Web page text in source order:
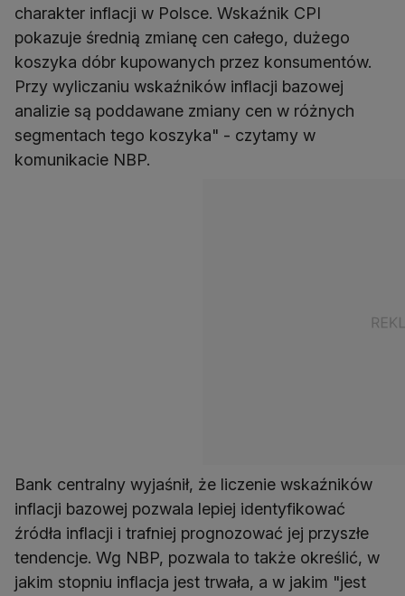
charakter inflacji w Polsce. Wskaźnik CPI
pokazuje średnią zmianę cen całego, dużego
koszyka dóbr kupowanych przez konsumentów.
Przy wyliczaniu wskaźników inflacji bazowej
analizie są poddawane zmiany cen w różnych
segmentach tego koszyka" - czytamy w
komunikacie NBP.
Bank centralny wyjaśnił, że liczenie wskaźników
inflacji bazowej pozwala lepiej identyfikować
źródła inflacji i trafniej prognozować jej przyszłe
tendencje. Wg NBP, pozwala to także określić, w
jakim stopniu inflacja jest trwała, a w jakim "jest